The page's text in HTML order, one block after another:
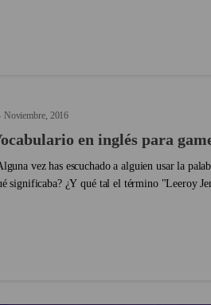
Noviembre 2016
en inglés para
vez has escuchado a alguien usar la
significaba? ¿Y qué tal el término "Leeroy